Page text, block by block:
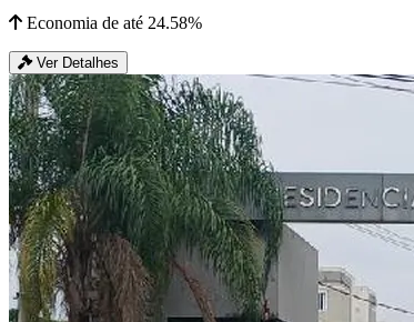
Economia de até 24.58%
Ver Detalhes